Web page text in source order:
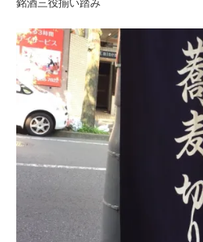
銘酒三役揃い踏み